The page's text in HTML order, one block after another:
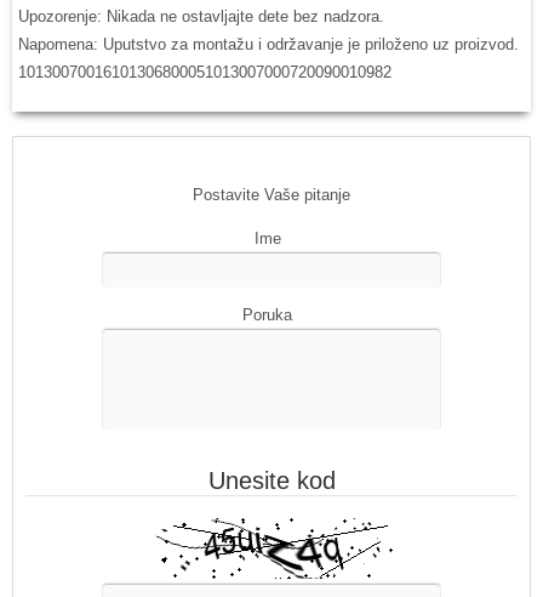
Upozorenje: Nikada ne ostavljajte dete bez nadzora.
Napomena: Uputstvo za montažu i održavanje je priloženo uz proizvod.
10130070016101306800051013007000720090010982
Postavite Vaše pitanje
Ime
Poruka
Unesite kod